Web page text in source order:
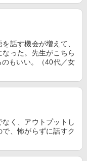
話す機会が増えて、
った。先生がこちら
もいい。（40代／女
く、アウトプットし
、怖がらずに話すク